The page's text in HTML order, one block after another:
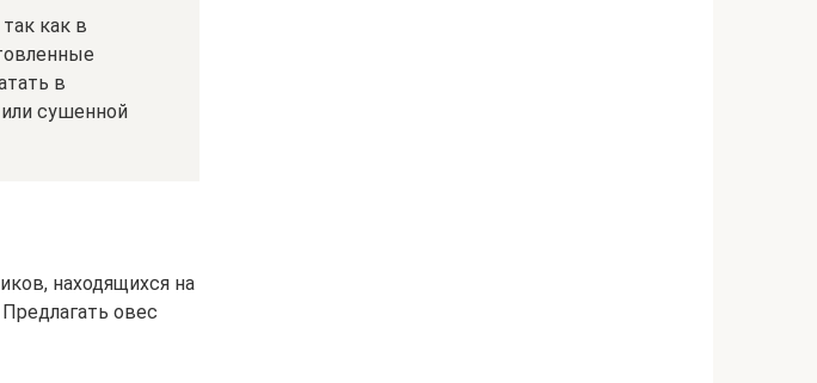
как в
в
сушенной
находящихся на
овес